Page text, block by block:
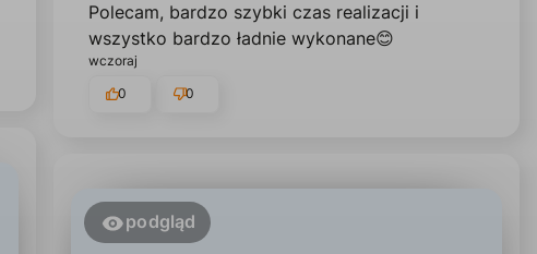
Polecam, bardzo szybki czas realizacji i
wszystko bardzo ładnie wykonane😊
wczoraj
0 0
podgląd